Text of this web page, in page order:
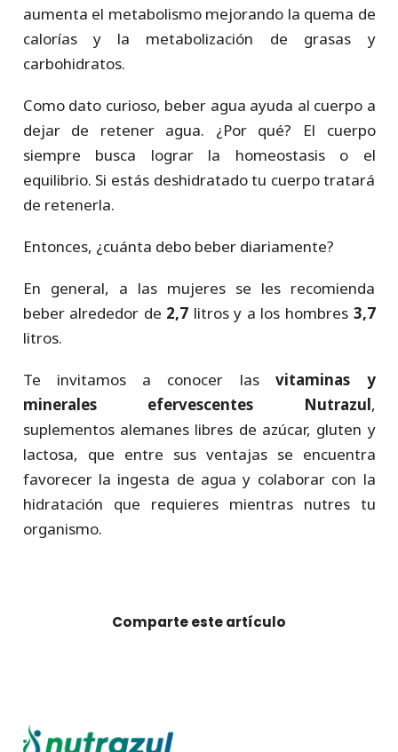
aumenta el metabolismo mejorando la quema de
calorías y la metabolización de grasas y
carbohidratos.
Como dato curioso, beber agua ayuda al cuerpo a
dejar de retener agua. ¿Por qué? El cuerpo
siempre busca lograr la homeostasis o el
equilibrio. Si estás deshidratado tu cuerpo tratará
de retenerla.
Entonces, ¿cuánta debo beber diariamente?
En general, a las mujeres se les recomienda
beber alrededor de 2,7 litros y a los hombres 3,7
litros.
Te invitamos a conocer lasvitaminas y
minerales efervescentes Nutrazul,
suplementos alemanes libres de azúcar, gluten y
lactosa, que entre sus ventajas se encuentra
favorecer la ingesta de agua y colaborar con la
hidratación que requieres mientras nutres tu
organismo.
Comparte este artículo